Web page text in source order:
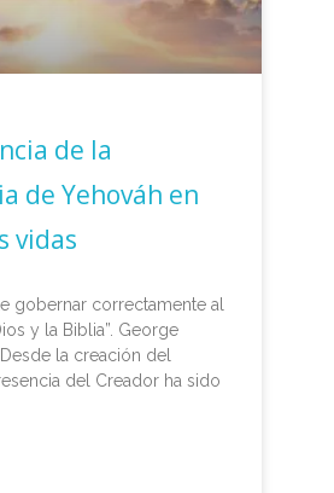
de la
de Yehováh en
vidas
gobernar correctamente al
y la Biblia”. George
la creación del
del Creador ha sido